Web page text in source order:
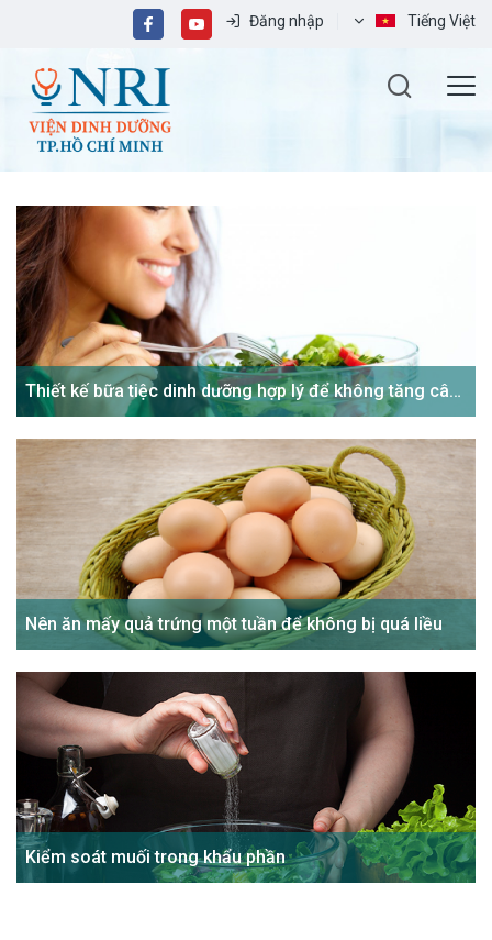
Đăng nhập Tiếng Việt
Thiết kế bữa tiệc dinh dưỡng hợp lý để không tăng cân
mùa lễ hội
Nên ăn mấy quả trứng một tuần để không bị quá liều
Kiểm soát muối trong khẩu phần